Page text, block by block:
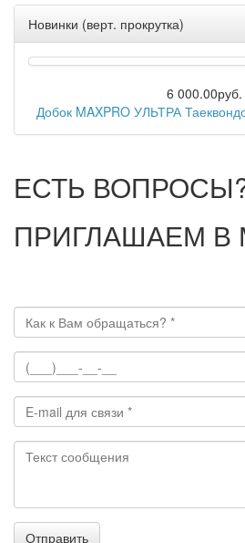
Новинки (верт. прокрутка)
6 000.00руб.
Добок MAXPRO УЛЬТРА
ЕСТЬ
ПРИГЛАШАЕМ В
Отправить